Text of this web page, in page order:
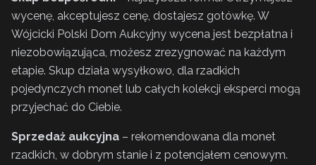
wycenę, akceptujesz cenę, dostajesz gotówkę. W
Wójcicki Polski Dom Aukcyjny wycena jest bezpłatna i
niezobowiązująca, możesz zrezygnować na każdym
etapie. Skup działa wysyłkowo, dla rzadkich
pojedynczych monet lub całych kolekcji eksperci mogą
przyjechać do Ciebie.
Sprzedaż aukcyjna – rekomendowana dla monet
rzadkich, w dobrym stanie i z potencjałem cenowym.